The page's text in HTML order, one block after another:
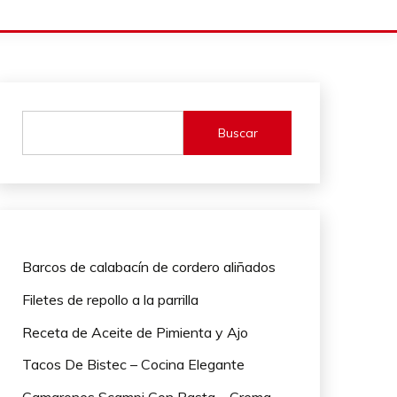
Buscar
Barcos de calabacín de cordero aliñados
Filetes de repollo a la parrilla
Receta de Aceite de Pimienta y Ajo
Tacos De Bistec – Cocina Elegante